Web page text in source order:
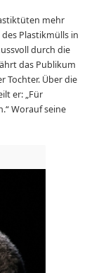
mehr
Plastikmülls in
durch die
das Publikum
Tochter. Über die
er: „Für
Worauf seine